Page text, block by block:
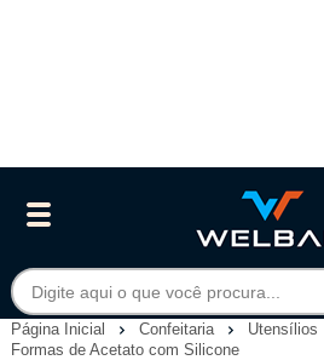
Página Inicial Confeitaria Utensílios
Formas de Acetato com Silicone